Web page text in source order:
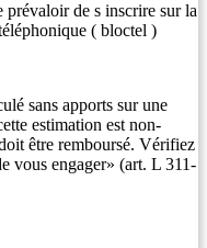
de s inscrire sur la
( bloctel )
sans apports sur une
estimation est non-
être remboursé. Vérifiez
vous engager» (art. L 311-